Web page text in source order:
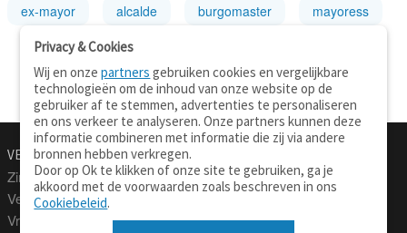
ex-mayor alcalde burgomaster mayoress
VERTALEN.NU
Zinnen vertalen
Verklarend woordenboek
Vraagbaak
Over deze site
Privacy
Privacy & Cookies
Wij en onzepartners gebruiken cookies en vergelijkbare
technologieën om de inhoud van onze website op de
gebruiker af te stemmen, advertenties te personaliseren
en ons verkeer te analyseren. Onze partners kunnen deze
informatie combineren met informatie die zij via andere
bronnen hebben verkregen.
Door op Ok te klikken of onze site te gebruiken, ga je
akkoord met de voorwaarden zoals beschreven in ons
Cookiebeleid.